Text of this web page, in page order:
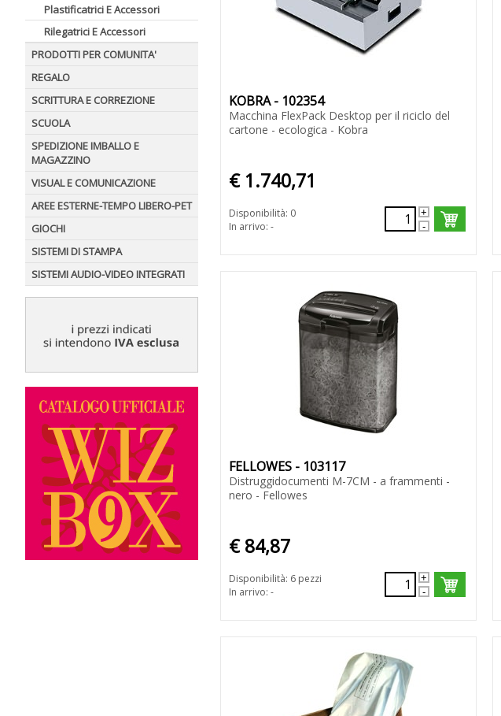
Plastificatrici E Accessori
Rilegatrici E Accessori
PRODOTTI PER COMUNITA'
REGALO
SCRITTURA E CORREZIONE
SCUOLA
SPEDIZIONE IMBALLO E
MAGAZZINO
VISUAL E COMUNICAZIONE
AREE ESTERNE-TEMPO LIBERO-PET
GIOCHI
SISTEMI DI STAMPA
SISTEMI AUDIO-VIDEO INTEGRATI
KOBRA - 102354
Macchina FlexPack Desktop per il riciclo del
cartone - ecologica - Kobra
€ 1.740,71
Disponibilità: 0
In arrivo: -
FELLOWES - 103117
Distruggidocumenti M-7CM - a frammenti -
nero - Fellowes
€ 84,87
Disponibilità: 6 pezzi
In arrivo: -